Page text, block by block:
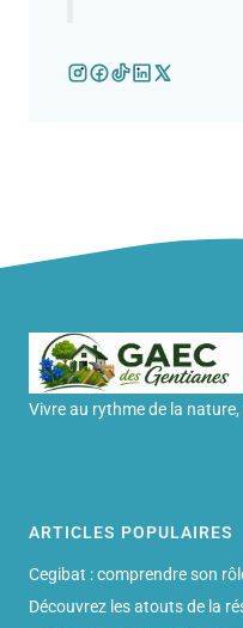
Vivre au rythme de la
ARTICLES POPULAIRES
Cegibat : comprendre son
Découvrez les atouts de la